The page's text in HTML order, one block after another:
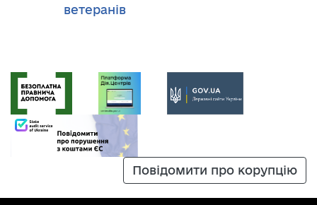
ветеранів
Повідомити про корупцію